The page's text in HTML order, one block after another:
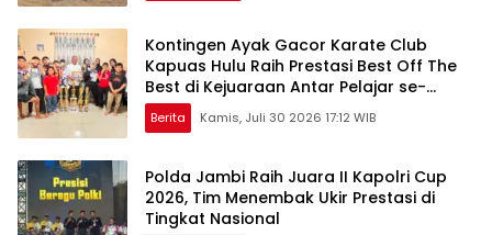
Kontingen Ayak Gacor Karate Club
Kapuas Hulu Raih Prestasi Best Off The
Best di Kejuaraan Antar Pelajar se-
Kapuas Raya
Berita Kamis, Juli 30 2026 17:12 WIB
Polda Jambi Raih Juara II Kapolri Cup
2026, Tim Menembak Ukir Prestasi di
Tingkat Nasional